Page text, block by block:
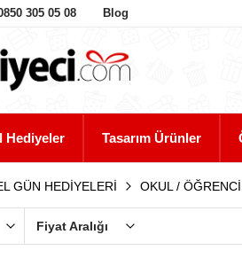
305 05 08 Blog
Hediyeler Tasarım Ürünler
GÜN HEDİYELERİ OKUL /
Fiyat Aralığı